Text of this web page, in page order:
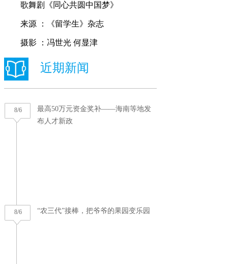
歌舞剧《同心共圆中国梦》
来源 ：《留学生》杂志
摄影 ：冯世光 何显津